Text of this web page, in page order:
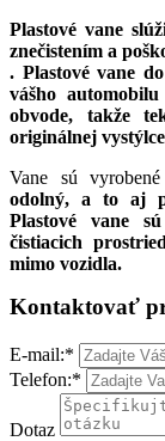
Plastové vane
znečistením a
. Plastové vane
vášho
obvode, takže
originálnej
Vane sú vyrobené
odolný, a to aj
Plastové vane
čistiacich
mimo vozidla.
Kontaktovať
E-mail:*
Telefon:*
Dotaz